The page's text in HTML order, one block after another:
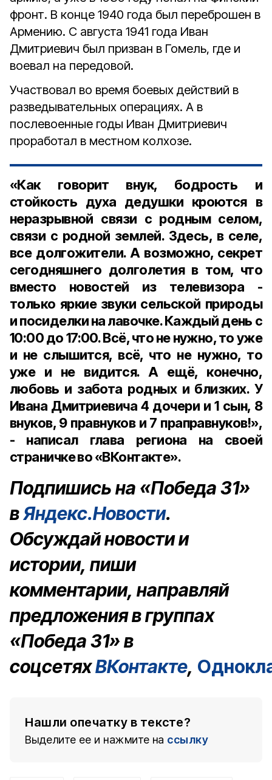
фронт. В конце 1940 года был переброшен в
Армению. С августа 1941 года Иван
Дмитриевич был призван в Гомель, где и
воевал на передовой.
Участвовал во время боевых действий в
разведывательных операциях. А в
послевоенные годы Иван Дмитриевич
проработал в местном колхозе.
«Как говорит внук, бодрость и
стойкость духа дедушки кроются в
неразрывной связи с родным селом,
связи с родной землей. Здесь, в селе,
все долгожители. А возможно, секрет
сегодняшнего долголетия в том, что
вместо новостей из телевизора -
только яркие звуки сельской природы
и посиделки на лавочке. Каждый день с
10:00 до 17:00. Всё, что не нужно, то уже
и не слышится, всё, что не нужно, то
уже и не видится. А ещё, конечно,
любовь и забота родных и близких. У
Ивана Дмитриевича 4 дочери и 1 сын, 8
внуков, 9 правнуков и 7 праправнуков!»,
- написал глава региона на своей
страничке во «ВКонтакте».
Подпишись на «Победа 31»
вЯндекс.Новости.
Обсуждай новости и
истории, пиши
комментарии, направляй
предложения в группах
«Победа 31» в
соцсетяхВКонтакте,
Нашли опечатку в тексте?
Выделите ее и нажмите на ссылку